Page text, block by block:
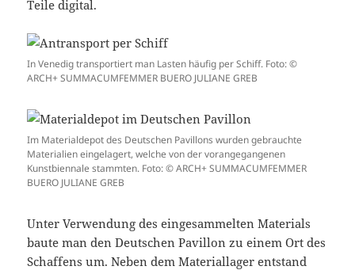
Teile digital.
In Venedig transportiert man Lasten häufig per Schiff. Foto: ©
ARCH+ SUMMACUMFEMMER BUERO JULIANE GREB
Im Materialdepot des Deutschen Pavillons wurden gebrauchte
Materialien eingelagert, welche von der vorangegangenen
Kunstbiennale stammten. Foto: © ARCH+ SUMMACUMFEMMER
BUERO JULIANE GREB
Unter Verwendung des eingesammelten Materials
baute man den Deutschen Pavillon zu einem Ort des
Schaffens um. Neben dem Materiallager entstand